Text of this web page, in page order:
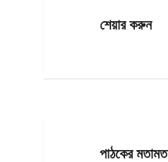
শেয়ার করুন
পাঠকের মতামত